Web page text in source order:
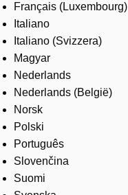
Français (Luxembourg)
Italiano
Italiano (Svizzera)
Magyar
Nederlands
Nederlands (België)
Norsk
Polski
Português
Slovenčina
Suomi